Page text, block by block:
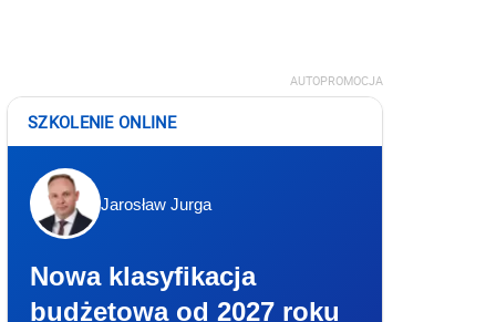
AUTOPROMOCJA
SZKOLENIE ONLINE
Jarosław Jurga
Nowa klasyfikacja
budżetowa od 2027 roku